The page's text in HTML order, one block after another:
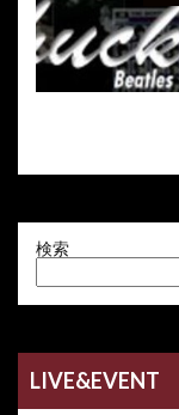
検索
LIVE&EVENT